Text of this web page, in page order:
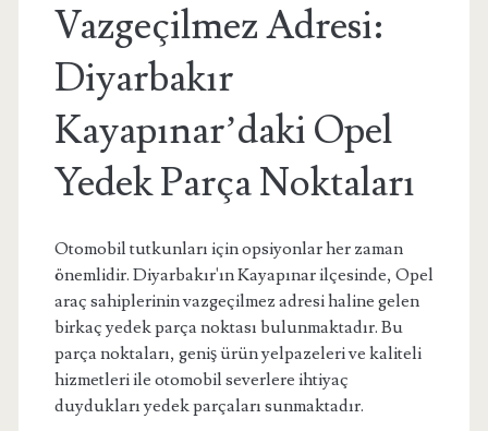
Vazgeçilmez Adresi:
Diyarbakır
Kayapınar’daki Opel
Yedek Parça Noktaları
Otomobil tutkunları için opsiyonlar her zaman
önemlidir. Diyarbakır'ın Kayapınar ilçesinde, Opel
araç sahiplerinin vazgeçilmez adresi haline gelen
birkaç yedek parça noktası bulunmaktadır. Bu
parça noktaları, geniş ürün yelpazeleri ve kaliteli
hizmetleri ile otomobil severlere ihtiyaç
duydukları yedek parçaları sunmaktadır.